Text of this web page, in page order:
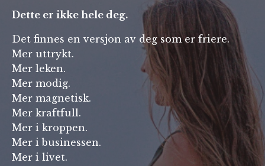
Dette er ikke hele deg.
Det finnes en versjon av deg som er friere.
Mer uttrykt.
Mer leken.
Mer modig.
Mer magnetisk.
Mer kraftfull.
Mer i kroppen.
Mer i businessen.
Mer i livet.